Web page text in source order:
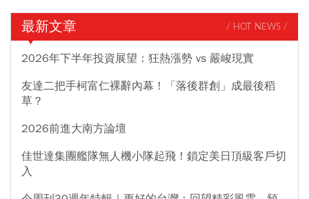
最新文章 / HOT NEWS /
2026年下半年投資展望：狂熱漲勢 vs 嚴峻現實
友達二把手柯富仁裸辭內幕！「落後群創」成最後稻
草？
2026前進大南方論壇
佳世達集團艦隊無人機小隊起飛！鎖定美日頂級客戶切
入